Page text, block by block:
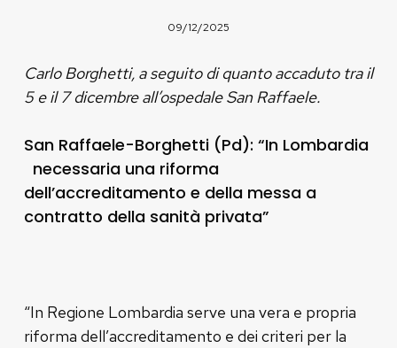
09/12/2025
Carlo Borghetti, a seguito di quanto accaduto tra il
5 e il 7 dicembre all’ospedale San Raffaele.
San Raffaele-Borghetti (Pd): “In Lombardia
necessaria una riforma
dell’accreditamento e della messa a
contratto della sanità privata”
“In Regione Lombardia serve una vera e propria
riforma dell’accreditamento e dei criteri per la